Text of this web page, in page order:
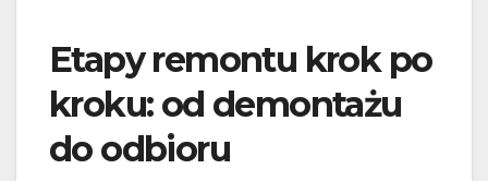
Etapy remontu krok po
kroku: od demontażu
do odbioru